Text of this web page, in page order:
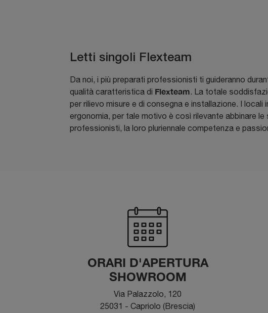
Letti singoli Flexteam
Da noi, i più preparati professionisti ti guideranno
qualità caratteristica di Flexteam. La totale
per rilievo misure e di consegna e installazione. I
ergonomia, per tale motivo è così rilevante abbinare
professionisti, la loro pluriennale competenza e
ORARI D'APERTURA
SHOWROOM
Via Palazzolo, 120
25031 - Capriolo (Brescia)